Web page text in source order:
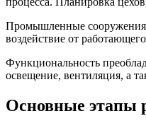
Промышленные сооружения
воздействие от
Функциональность
освещение, вентиляция, а
Основные этапы